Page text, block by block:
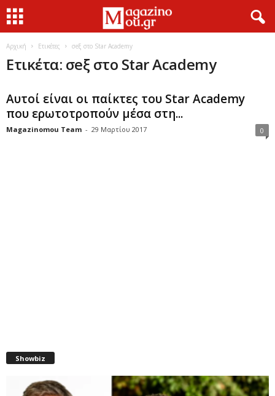
Αρχική Ετικέτες σeξ στο Star Academy
Ετικέτα: σeξ στο Star Academy
Αυτοί είναι οι παίκτες του Star Academy
που ερωτοτροπούν μέσα στη...
Magazinomou Team - 29 Μαρτίου 2017 0
Showbiz